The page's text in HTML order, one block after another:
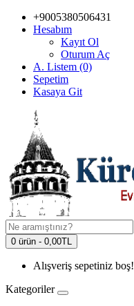
+9005380506431
Hesabım
Kayıt Ol
Oturum Aç
A. Listem (0)
Sepetim
Kasaya Git
0 ürün - 0,00TL
Alışveriş sepetiniz boş!
Kategoriler